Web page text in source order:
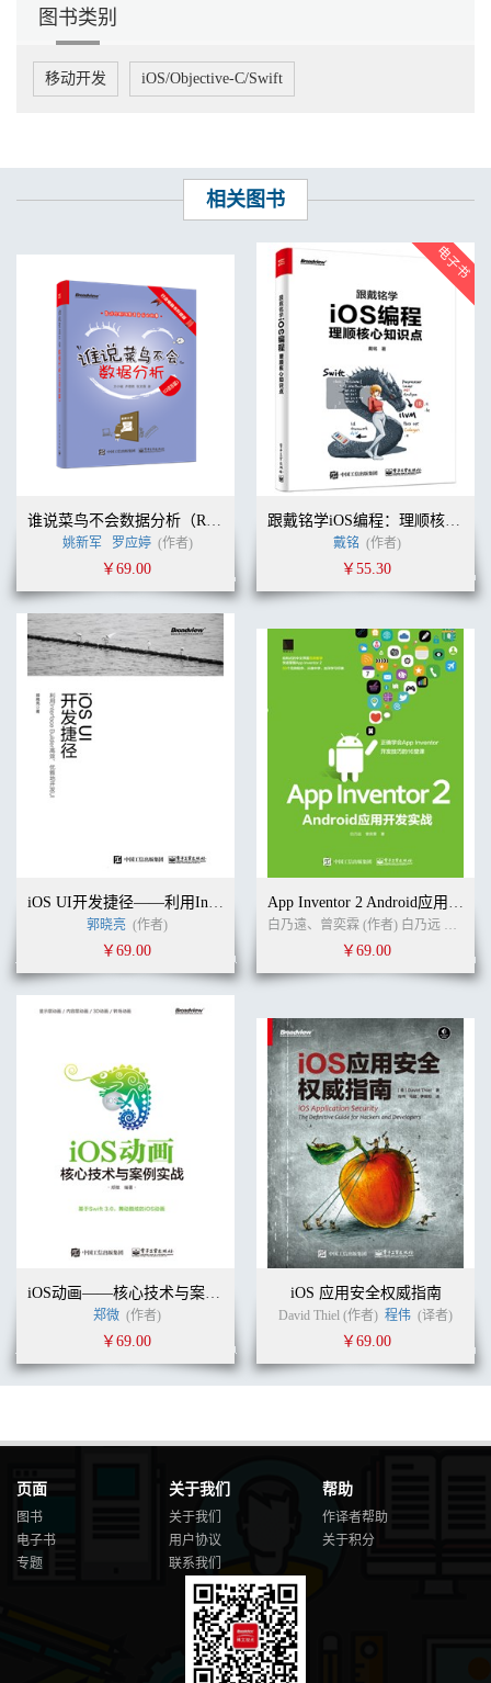
图书类别
移动开发 iOS/Objective-C/Swift
相关图书
姚新军 罗应婷 (作者)
￥69.00
戴铭 (作者)
￥55.30
郭晓亮 (作者)
￥69.00
白乃遠、曾奕霖 (作者) 白乃远 曾奕霖 (译者)
￥69.00
郑微 (作者)
￥69.00
iOS 应用安全权威指南
David Thiel (作者) 程伟 (译者)
￥69.00
页面
图书
电子书
专题
关于我们
关于我们
用户协议
联系我们
帮助
作译者帮助
关于积分